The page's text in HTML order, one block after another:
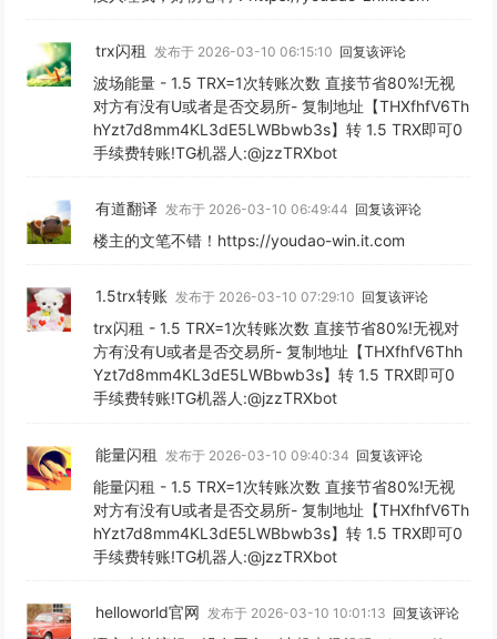
trx闪租 发布于 2026-03-10 06:15:10 回复该评论
波场能量 - 1.5 TRX=1次转账次数 直接节省80%!无视
对方有没有U或者是否交易所- 复制地址【THXfhfV6Th
hYzt7d8mm4KL3dE5LWBbwb3s】转 1.5 TRX即可0
手续费转账!TG机器人:@jzzTRXbot
有道翻译 发布于 2026-03-10 06:49:44 回复该评论
楼主的文笔不错！https://youdao-win.it.com
1.5trx转账 发布于 2026-03-10 07:29:10 回复该评论
trx闪租 - 1.5 TRX=1次转账次数 直接节省80%!无视对
方有没有U或者是否交易所- 复制地址【THXfhfV6Thh
Yzt7d8mm4KL3dE5LWBbwb3s】转 1.5 TRX即可0
手续费转账!TG机器人:@jzzTRXbot
能量闪租 发布于 2026-03-10 09:40:34 回复该评论
能量闪租 - 1.5 TRX=1次转账次数 直接节省80%!无视
对方有没有U或者是否交易所- 复制地址【THXfhfV6Th
hYzt7d8mm4KL3dE5LWBbwb3s】转 1.5 TRX即可0
手续费转账!TG机器人:@jzzTRXbot
helloworld官网 发布于 2026-03-10 10:01:13 回复该评论